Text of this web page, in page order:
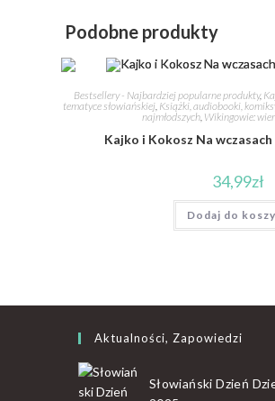
Podobne produkty
Bestsellery - Najbardziej popularne produkty,
tematyce słowiańskiej, Książki, audiobooki,
najmłodszych, Wikingowie:
Kajko i Kokosz Na
34,99zł
Dodaj do
Aktualności, Zapowiedzi
Słowiański Dzień